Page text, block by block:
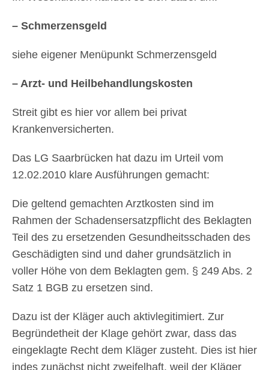
– Schmerzensgeld
siehe eigener Menüpunkt Schmerzensgeld
– Arzt- und Heilbehandlungskosten
Streit gibt es hier vor allem bei privat
Krankenversicherten.
Das LG Saarbrücken hat dazu im Urteil vom
12.02.2010 klare Ausführungen gemacht:
Die geltend gemachten Arztkosten sind im
Rahmen der Schadensersatzpflicht des Beklagten
Teil des zu ersetzenden Gesundheitsschaden des
Geschädigten sind und daher grundsätzlich in
voller Höhe von dem Beklagten gem. § 249 Abs. 2
Satz 1 BGB zu ersetzen sind.
Dazu ist der Kläger auch aktivlegitimiert. Zur
Begründetheit der Klage gehört zwar, dass das
eingeklagte Recht dem Kläger zusteht. Dies ist hier
indes zunächst nicht zweifelhaft, weil der Kläger